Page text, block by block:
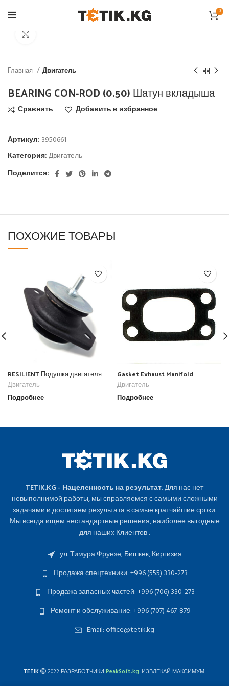
0
Главная Двигатель
BEARING CON-ROD (0.50) Шатун вкладыша
Сравнить Добавить в избранное
Артикул: 3950661
Категория:Двигатель
Поделится:
ПОХОЖИЕ ТОВАРЫ
RESILIENT Подушка двигателя
Двигатель
Подробнее
Gasket Exhaust Manifold
Двигатель
Подробнее
TETIK.KG - Нацеленность на результат.Для нас нет
невыполнимой работы, мы справляемся с самыми сложными
задачами и достигаем результата в самые кратчайшие сроки.
Мы всегда ищем нестандартные решения, наиболее выгодные
для наших Клиентов .
ул. Тимура Фрунзе, Бишкек, Киргизия
Продажа спецтехники: +996 (555) 330-273
Продажа запасных частей: +996 (706) 330-273
Ремонт и обслуживание: +996 (707) 467-879
Email: office@tetik.kg
TETIK 2022 РАЗРАБОТЧИКИ PeakSoft.kg. ИЗВЛЕКАЙ МАКСИМУМ.